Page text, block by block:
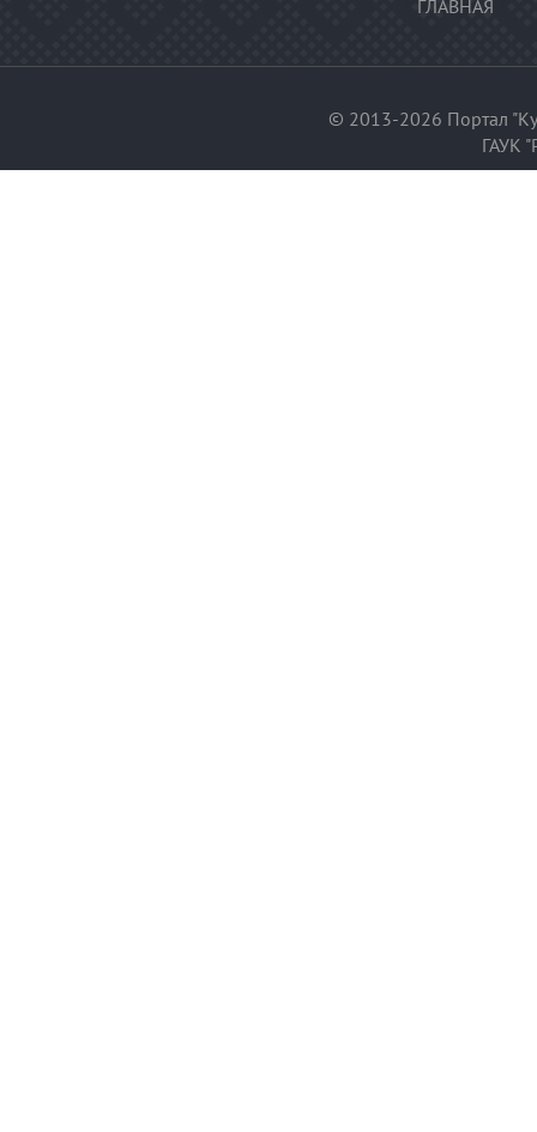
ГЛАВНАЯ
© 2013-2026 Портал
ГАУК